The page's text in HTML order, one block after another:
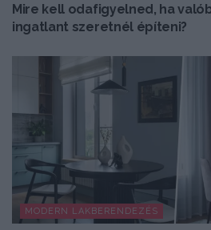
Mire kell odafigyelned, ha
ingatlant szeretnél építeni?
MODERN LAKBERENDEZÉS